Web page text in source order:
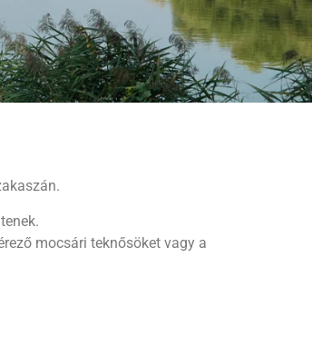
mocsári teknősöket vagy a